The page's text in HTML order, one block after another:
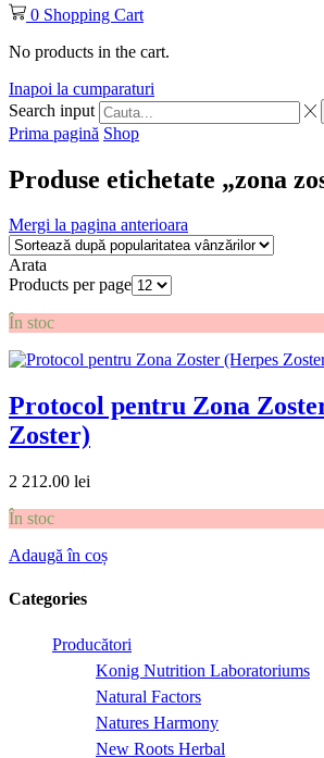
0 Shopping Cart
No products in the cart.
Inapoi la cumparaturi
Search input
Prima pagină Shop
Produse etichetate „zona
Mergi la pagina anterioara
Arata
Products per page
În stoc
Protocol pentru Zona
Zoster)
2 212.00 lei
În stoc
Adaugă în coș
Categories
Producători
Konig Nutrition Laboratoriums
Natural Factors
Natures Harmony
New Roots Herbal